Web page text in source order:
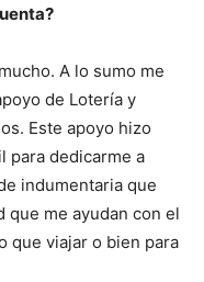
A lo sumo me
de Lotería y
Este apoyo hizo
para dedicarme a
indumentaria que
que me ayudan con el
que viajar o bien para